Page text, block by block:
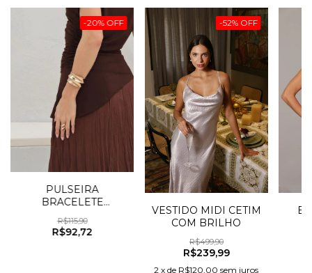
-20% OFF
PULSEIRA
BRACELETE
ONDULADA
MARTELADA
R$115,90
R$92,72
-52% OFF
VESTIDO MIDI CETIM
COM BRILHO
R$499,90
R$239,99
2 xde R$120,00 sem juros